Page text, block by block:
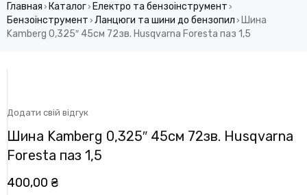
Главная › Каталог› Електро та бензоінструмент ›
Бензоінструмент › Ланцюги та шини до бензопил › Шина
Kamberg 0,325″ 45см 72зв. Husqvarna Foresta паз 1,5
Додати свій відгук
Шина Kamberg 0,325″ 45см 72зв. Husqvarna
Foresta паз 1,5
400,00 ₴